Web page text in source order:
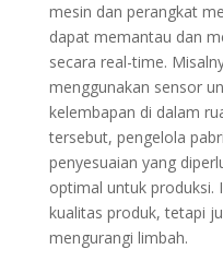
mesin dan perangkat
dapat memantau dan
secara real-time.
menggunakan sensor
kelembapan di dalam
tersebut, pengelola
penyesuaian yang
optimal untuk produksi.
kualitas produk, tetapi
mengurangi limbah.